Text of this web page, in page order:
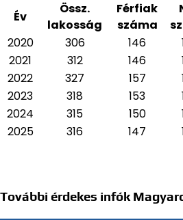
Év
Össz.
lakosság
Férfiak
száma
2020
306 146
2021
312 146
2022
327 157
2023
318 153
2024
315 150
2025
316 147
További érdekes infók